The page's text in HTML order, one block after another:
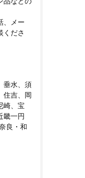
、メー
くださ
垂水、須
住吉、岡
崎、宝
畿一円
良・和